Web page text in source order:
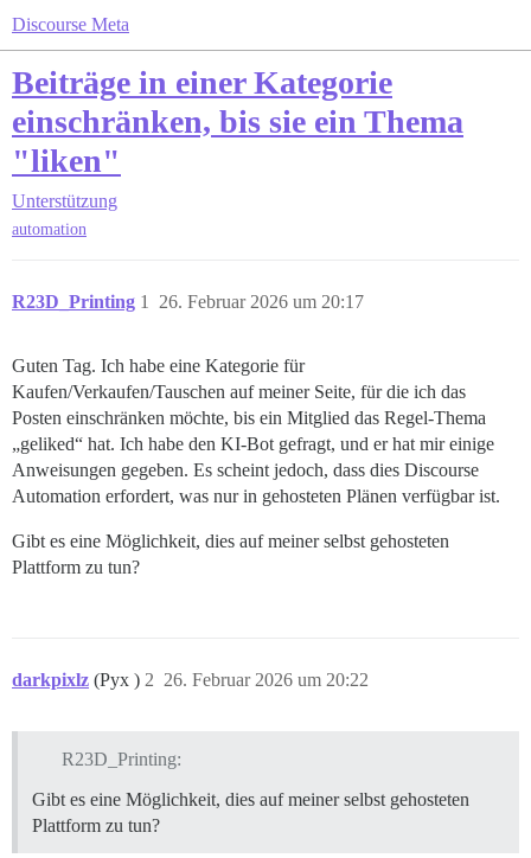
Discourse Meta
Beiträge in einer Kategorie
einschränken, bis sie ein Thema
"liken"
Unterstützung
automation
R23D_Printing 26. Februar 2026 um 20:17
1
Guten Tag. Ich habe eine Kategorie für
Kaufen/Verkaufen/Tauschen auf meiner Seite, für die ich das
Posten einschränken möchte, bis ein Mitglied das Regel-Thema
„geliked“ hat. Ich habe den KI-Bot gefragt, und er hat mir einige
Anweisungen gegeben. Es scheint jedoch, dass dies Discourse
Automation erfordert, was nur in gehosteten Plänen verfügbar ist.
Gibt es eine Möglichkeit, dies auf meiner selbst gehosteten
Plattform zu tun?
darkpixlz (Pyx ) 26. Februar 2026 um 20:22
2
R23D_Printing:
Gibt es eine Möglichkeit, dies auf meiner selbst gehosteten
Plattform zu tun?